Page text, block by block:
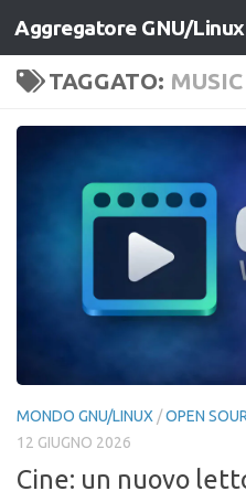
Salta al contenuto
Aggregatore GNU/
TAGGATO:
MONDO GNU/LINUX /OPEN
12 GIUGNO 2026
Cine: un nuovo